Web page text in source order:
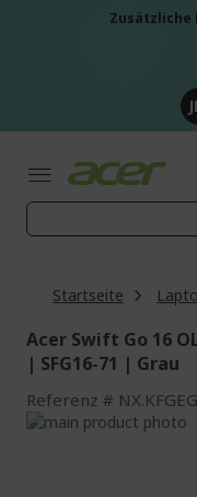
Zusätzliche
Startseite
Acer Swift Go 16
| SFG16-71 | Grau
Referenz
Zum